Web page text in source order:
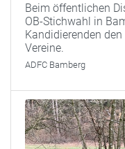
Beim öffentlichen
OB‑Stichwahl in
Kandidierenden
Vereine.
ADFC Bamberg